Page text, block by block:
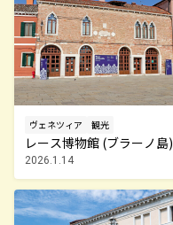
ヴェネツィア 観光
レース博物館 (ブラーノ島)
2026.1.14